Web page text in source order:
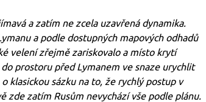
a zatím ne zcela uzavřená dynamika.
a podle dostupných mapových odhadů
velení zřejmě zariskovalo a místo krytí
prostoru před Lymanem ve snaze urychlit
klasickou sázku na to, že rychlý postup v
zatím Rusům nevychází vše podle plánu.